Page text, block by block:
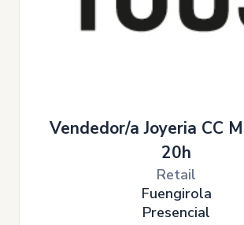
Vendedor/a Joyeria CC
20h
Retail
Fuengirola
Presencial